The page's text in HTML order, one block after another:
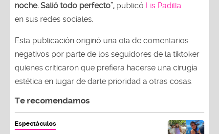
noche. Salió todo perfecto”, publicó Lis Padilla
en sus redes sociales.
Esta publicación originó una ola de comentarios
negativos por parte de los seguidores de la tiktoker
quienes criticaron que prefiera hacerse una cirugía
estética en lugar de darle prioridad a otras cosas.
Te recomendamos
Espectáculos